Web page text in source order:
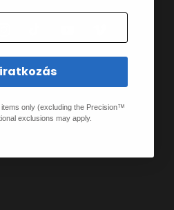
only (excluding the Precision™
exclusions may apply.